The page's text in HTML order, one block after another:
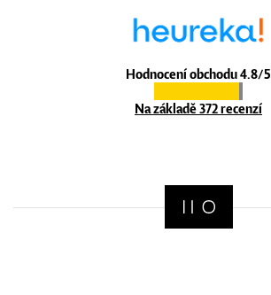
Hodnocení obchodu 4.8/5
Na základě 372 recenzí